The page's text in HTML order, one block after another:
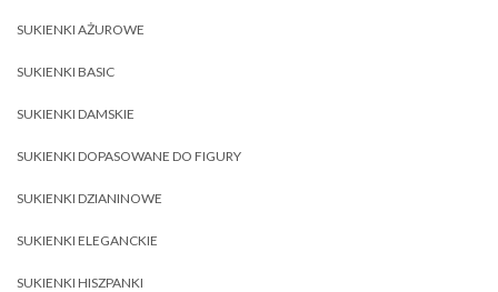
SUKIENKI AŻUROWE
SUKIENKI BASIC
SUKIENKI DAMSKIE
SUKIENKI DOPASOWANE DO FIGURY
SUKIENKI DZIANINOWE
SUKIENKI ELEGANCKIE
SUKIENKI HISZPANKI